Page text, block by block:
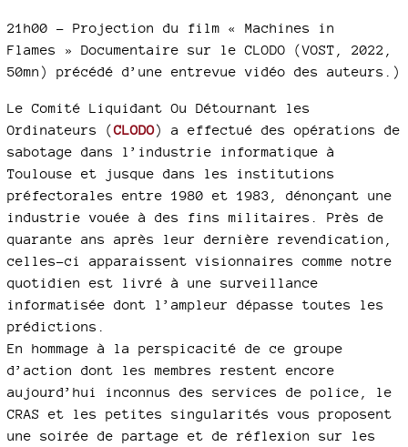
21h00 - Projection du film « Machines in
Flames » Documentaire sur le CLODO (VOST, 2022,
50mn) précédé d’une entrevue vidéo des auteurs.)
Le Comité Liquidant Ou Détournant les
Ordinateurs (CLODO) a effectué des opérations de
sabotage dans l’industrie informatique à
Toulouse et jusque dans les institutions
préfectorales entre 1980 et 1983, dénonçant une
industrie vouée à des fins militaires. Près de
quarante ans après leur dernière revendication,
celles-ci apparaissent visionnaires comme notre
quotidien est livré à une surveillance
informatisée dont l’ampleur dépasse toutes les
prédictions.
En hommage à la perspicacité de ce groupe
d’action dont les membres restent encore
aujourd’hui inconnus des services de police, le
CRAS et les petites singularités vous proposent
une soirée de partage et de réflexion sur les